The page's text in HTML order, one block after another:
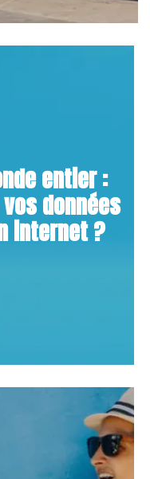
entier :
données
internet ?